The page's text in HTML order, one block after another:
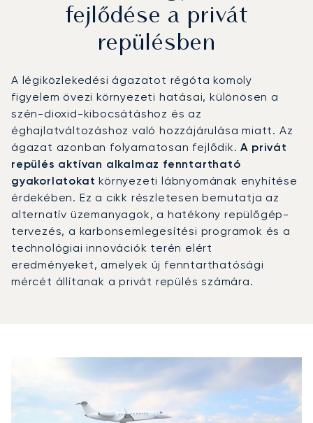
fejlődése a privát
repülésben
A légiközlekedési ágazatot régóta komoly
figyelem övezi környezeti hatásai, különösen a
szén-dioxid-kibocsátáshoz és az
éghajlatváltozáshoz való hozzájárulása miatt. Az
ágazat azonban folyamatosan fejlődik.A privát
repülés aktívan alkalmaz fenntartható
gyakorlatokat környezeti lábnyomának enyhítése
érdekében. Ez a cikk részletesen bemutatja az
alternatív üzemanyagok, a hatékony repülőgép-
tervezés, a karbonsemlegesítési programok és a
technológiai innovációk terén elért
eredményeket, amelyek új fenntarthatósági
mércét állítanak a privát repülés számára.